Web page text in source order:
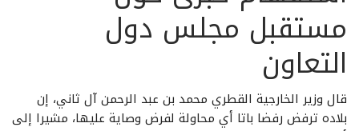
قال وزير الخارجية القطري محمد بن عبد الرحمن آل ثاني، إن
بلاده ترفض رفضا باتا أي محاولة لفرض وصاية عليها، مشيرا إلى